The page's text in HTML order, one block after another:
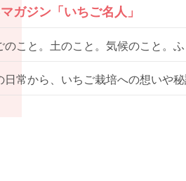
ガジン「いちご名人」
のこと。土のこと。気候のこと。
日常から、いちご栽培への想いや